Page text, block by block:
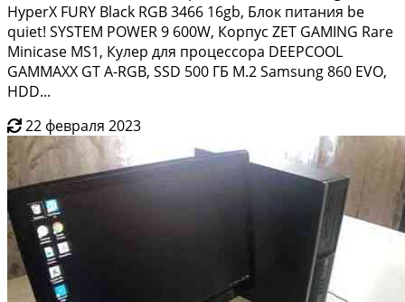
HyperX FURY Black RGB 3466 16gb, Блок питания be
quiet! SYSTEM POWER 9 600W, Корпус ZET GAMING Rare
Minicase MS1, Кулер для процессора DEEPCOOL
GAMMAXX GT A-RGB, SSD 500 ГБ M.2 Samsung 860 EVO,
HDD...
22 февраля 2023